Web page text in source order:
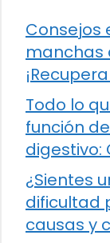
Consejos
manchas
Todo lo
función
digestivo:
¿Sientes
dificultad
causas y